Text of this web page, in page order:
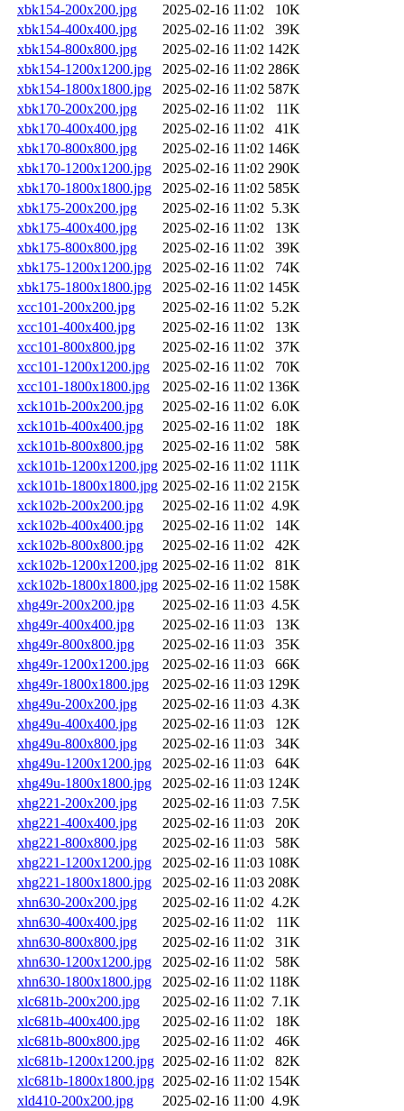
xbk154-200x200.jpg
2025-02-16 11:02
10K
xbk154-400x400.jpg
2025-02-16 11:02
39K
xbk154-800x800.jpg
2025-02-16 11:02 142K
xbk154-1200x1200.jpg
2025-02-16 11:02 286K
xbk154-1800x1800.jpg
2025-02-16 11:02 587K
xbk170-200x200.jpg
2025-02-16 11:02
11K
xbk170-400x400.jpg
2025-02-16 11:02
41K
xbk170-800x800.jpg
2025-02-16 11:02 146K
xbk170-1200x1200.jpg
2025-02-16 11:02 290K
xbk170-1800x1800.jpg
2025-02-16 11:02 585K
xbk175-200x200.jpg
2025-02-16 11:02 5.3K
xbk175-400x400.jpg
2025-02-16 11:02
13K
xbk175-800x800.jpg
2025-02-16 11:02
39K
xbk175-1200x1200.jpg
2025-02-16 11:02
74K
xbk175-1800x1800.jpg
2025-02-16 11:02 145K
xcc101-200x200.jpg
2025-02-16 11:02 5.2K
xcc101-400x400.jpg
2025-02-16 11:02
13K
xcc101-800x800.jpg
2025-02-16 11:02
37K
xcc101-1200x1200.jpg
2025-02-16 11:02
70K
xcc101-1800x1800.jpg
2025-02-16 11:02 136K
xck101b-200x200.jpg
2025-02-16 11:02 6.0K
xck101b-400x400.jpg
2025-02-16 11:02
18K
xck101b-800x800.jpg
2025-02-16 11:02
58K
xck101b-1200x1200.jpg 2025-02-16 11:02 111K
xck101b-1800x1800.jpg 2025-02-16 11:02 215K
xck102b-200x200.jpg
2025-02-16 11:02 4.9K
xck102b-400x400.jpg
2025-02-16 11:02
14K
xck102b-800x800.jpg
2025-02-16 11:02
42K
xck102b-1200x1200.jpg 2025-02-16 11:02
81K
xck102b-1800x1800.jpg 2025-02-16 11:02 158K
xhg49r-200x200.jpg
2025-02-16 11:03 4.5K
xhg49r-400x400.jpg
2025-02-16 11:03
13K
xhg49r-800x800.jpg
2025-02-16 11:03
35K
xhg49r-1200x1200.jpg
2025-02-16 11:03
66K
xhg49r-1800x1800.jpg
2025-02-16 11:03 129K
xhg49u-200x200.jpg
2025-02-16 11:03 4.3K
xhg49u-400x400.jpg
2025-02-16 11:03
12K
xhg49u-800x800.jpg
2025-02-16 11:03
34K
xhg49u-1200x1200.jpg
2025-02-16 11:03
64K
xhg49u-1800x1800.jpg
2025-02-16 11:03 124K
xhg221-200x200.jpg
2025-02-16 11:03 7.5K
xhg221-400x400.jpg
2025-02-16 11:03
20K
xhg221-800x800.jpg
2025-02-16 11:03
58K
xhg221-1200x1200.jpg
2025-02-16 11:03 108K
xhg221-1800x1800.jpg
2025-02-16 11:03 208K
xhn630-200x200.jpg
2025-02-16 11:02 4.2K
xhn630-400x400.jpg
2025-02-16 11:02
11K
xhn630-800x800.jpg
2025-02-16 11:02
31K
xhn630-1200x1200.jpg
2025-02-16 11:02
58K
xhn630-1800x1800.jpg
2025-02-16 11:02 118K
xlc681b-200x200.jpg
2025-02-16 11:02 7.1K
xlc681b-400x400.jpg
2025-02-16 11:02
18K
xlc681b-800x800.jpg
2025-02-16 11:02
46K
xlc681b-1200x1200.jpg 2025-02-16 11:02
82K
xlc681b-1800x1800.jpg 2025-02-16 11:02 154K
xld410-200x200.jpg
2025-02-16 11:00 4.9K